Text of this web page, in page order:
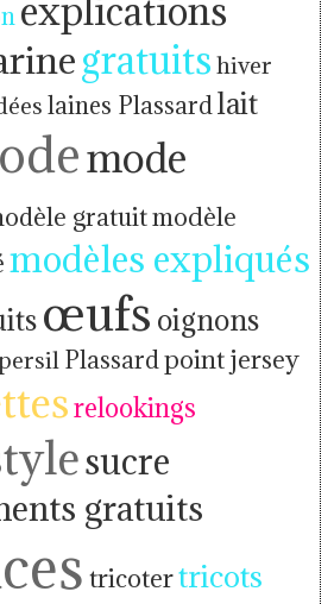
explications
gratuits hiver
laines Plassardlait
mode
gratuitmodèle
modèles expliqués
œufs oignons
Plassardpoint jersey
relookings
sucre
gratuits
tricotertricots